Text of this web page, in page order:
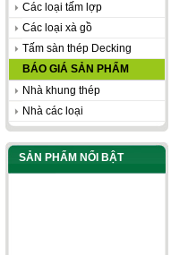
Các loại tấm lợp
Các loại xà gồ
Tấm sàn thép Decking
BÁO GIÁ SẢN PHẨM
Nhà khung thép
Nhà các loại
SẢN PHẨM NỔI BẬT